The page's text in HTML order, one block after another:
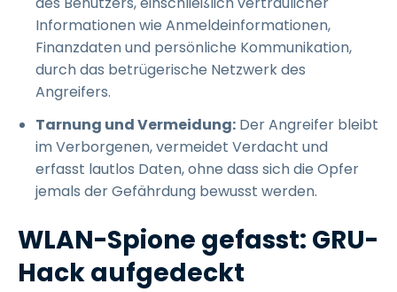
Informationen wie Anmeldeinformationen,
Finanzdaten und persönliche Kommunikation,
durch das betrügerische Netzwerk des
Angreifers.
Tarnung und Vermeidung: Der Angreifer bleibt
im Verborgenen, vermeidet Verdacht und
erfasst lautlos Daten, ohne dass sich die Opfer
jemals der Gefährdung bewusst werden.
WLAN-Spione gefasst: GRU-
Hack aufgedeckt